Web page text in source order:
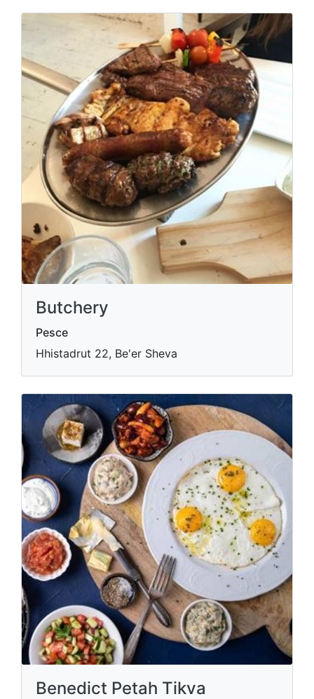
Butchery
Pesce
Hhistadrut 22, Be'er Sheva
Benedict Petah Tikva